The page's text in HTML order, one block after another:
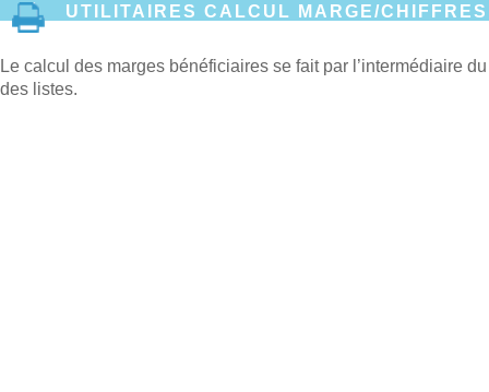
UTILITAIRES CALCUL MARGE/
Le calcul des marges bénéficiaires se fait par l’intermédiaire
des listes.